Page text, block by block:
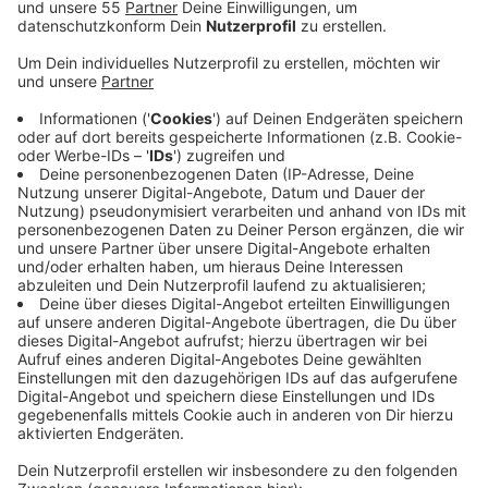
Anzeige
eine Vereinbarung mit Aldi-Süd getroffen. Insgesamt
vierzig Plätze stehen dort zur Verfügung, heißt es. Von
19:30 Uhr bis 7:30 Uhr dürfen Anwohner ihre Autos
jetzt dort parken sowie an Sonn- und Feiertagen
ganztägig. Das Ganze ist ein Pilotprojekt - für
Parkende aber kostenpflichtig. Es gibt verschiedene
Preisstufen: Pro Monat kostet das Feierabendparken
zum Beispiel 20 Euro, pro Woche 8 Euro und pro Tag 2
Euro. Die Stadt will damit die Parkplatzsituation in
Krefeld verbessern. Nach Abschluss der Pilotphase
will sie die Erfahrungen dann auswerten und
entscheiden, ob weitere Standorte folgen werden.Die
Buchung erfolgt digital über die Plattform von
Wemolo.Vor Ort wird das Kennzeichen automatisch